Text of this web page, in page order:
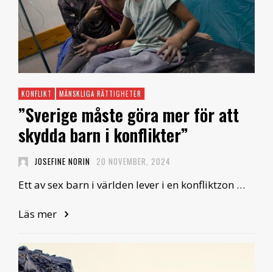
KONFLIKT MÄNSKLIGA RÄTTIGHETER
”Sverige måste göra mer för att
skydda barn i konflikter”
JOSEFINE NORIN 20 NOVEMBER, 2024
Ett av sex barn i världen lever i en konfliktzon …
Läs mer